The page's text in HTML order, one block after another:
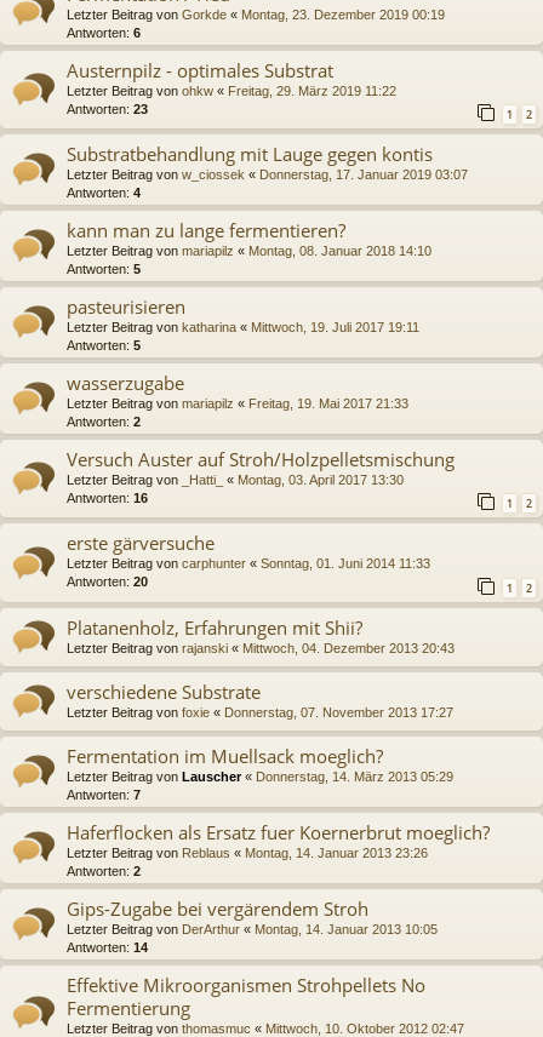
Letzter Beitrag von Gorkde « Montag, 23. Dezember 2019 00:19
Antworten: 6
Austernpilz - optimales Substrat
Letzter Beitrag von ohkw « Freitag, 29. März 2019 11:22
Antworten: 23 1 2
Substratbehandlung mit Lauge gegen kontis
Letzter Beitrag von w_ciossek « Donnerstag, 17. Januar 2019 03:07
Antworten: 4
kann man zu lange fermentieren?
Letzter Beitrag von mariapilz « Montag, 08. Januar 2018 14:10
Antworten: 5
pasteurisieren
Letzter Beitrag von katharina « Mittwoch, 19. Juli 2017 19:11
Antworten: 5
wasserzugabe
Letzter Beitrag von mariapilz « Freitag, 19. Mai 2017 21:33
Antworten: 2
Versuch Auster auf Stroh/Holzpelletsmischung
Letzter Beitrag von _Hatti_ « Montag, 03. April 2017 13:30
Antworten: 16 1 2
erste gärversuche
Letzter Beitrag von carphunter « Sonntag, 01. Juni 2014 11:33
Antworten: 20 1 2
Platanenholz, Erfahrungen mit Shii?
Letzter Beitrag von rajanski « Mittwoch, 04. Dezember 2013 20:43
verschiedene Substrate
Letzter Beitrag von foxie « Donnerstag, 07. November 2013 17:27
Fermentation im Muellsack moeglich?
Letzter Beitrag von Lauscher« Donnerstag, 14. März 2013 05:29
Antworten: 7
Haferflocken als Ersatz fuer Koernerbrut moeglich?
Letzter Beitrag von Reblaus « Montag, 14. Januar 2013 23:26
Antworten: 2
Gips-Zugabe bei vergärendem Stroh
Letzter Beitrag von DerArthur « Montag, 14. Januar 2013 10:05
Antworten: 14
Effektive Mikroorganismen Strohpellets No
Fermentierung
Letzter Beitrag von thomasmuc « Mittwoch, 10. Oktober 2012 02:47